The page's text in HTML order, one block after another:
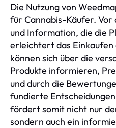
Die Nutzung von
für Cannabis-Käufer. Vor
und Information, die die
erleichtert das
können sich über die
Produkte informieren,
und durch die
fundierte
fördert somit nicht nur
sondern auch ein